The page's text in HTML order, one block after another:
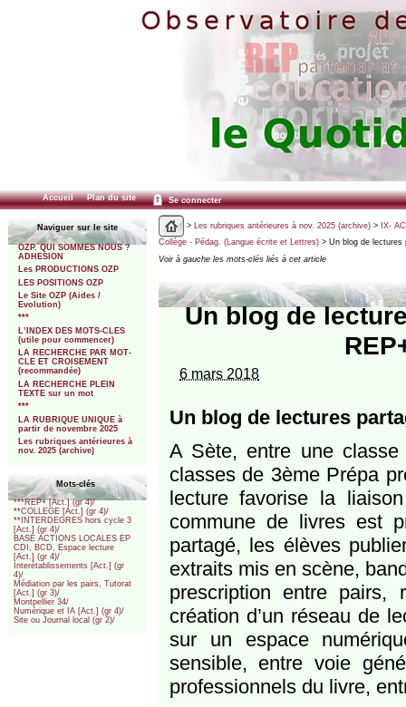
Accueil Plan du site Se connecter
Naviguer sur le site
OZP. QUI SOMMES NOUS ?
ADHESION
Les PRODUCTIONS OZP
LES POSITIONS OZP
Le Site OZP (Aides /
Evolution)
***
L’INDEX DES MOTS-CLES
(utile pour commencer)
LA RECHERCHE PAR MOT-
CLE ET CROISEMENT
(recommandée)
LA RECHERCHE PLEIN
TEXTE sur un mot
***
LA RUBRIQUE UNIQUE à
partir de novembre 2025
Les rubriques antérieures à
nov. 2025 (archive)
Mots-clés
***REP+ [Act.] (gr 4)/
**COLLEGE [Act.] (gr 4)/
**INTERDEGRES hors cycle 3
[Act.] (gr 4)/
BASE ACTIONS LOCALES EP
CDI, BCD, Espace lecture
[Act.] (gr 4)/
Interétablissements [Act.] (gr
4)/
Médiation par les pairs, Tutorat
[Act.] (gr 3)/
Montpellier 34/
Numérique et IA [Act.] (gr 4)/
Site ou Journal local (gr 2)/
> Les rubriques antérieures à nov. 2025 (archive)> IX-
Collège - Pédag. (Langue écrite et Lettres)> Un blog de lectures
Voir à gauche les mots-clés liés à cet article
Un blog de
6 mars 2018
Un blog de lectures
A Sète, entre une
classes de 3ème Prépa
lecture favorise la
commune de livres est
partagé, les élèves
extraits mis en scène,
prescription entre
création d’un réseau de
sur un espace
sensible, entre voie
professionnels du livre,